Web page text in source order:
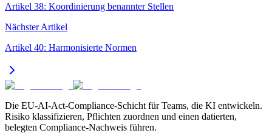
Artikel 38: Koordinierung benannter Stellen
Nächster Artikel
Artikel 40: Harmonisierte Normen
Die EU-AI-Act-Compliance-Schicht für Teams, die KI entwickeln.
Risiko klassifizieren, Pflichten zuordnen und einen datierten,
belegten Compliance-Nachweis führen.